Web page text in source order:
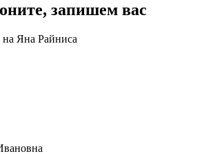
запишем вас
Яна Райниса